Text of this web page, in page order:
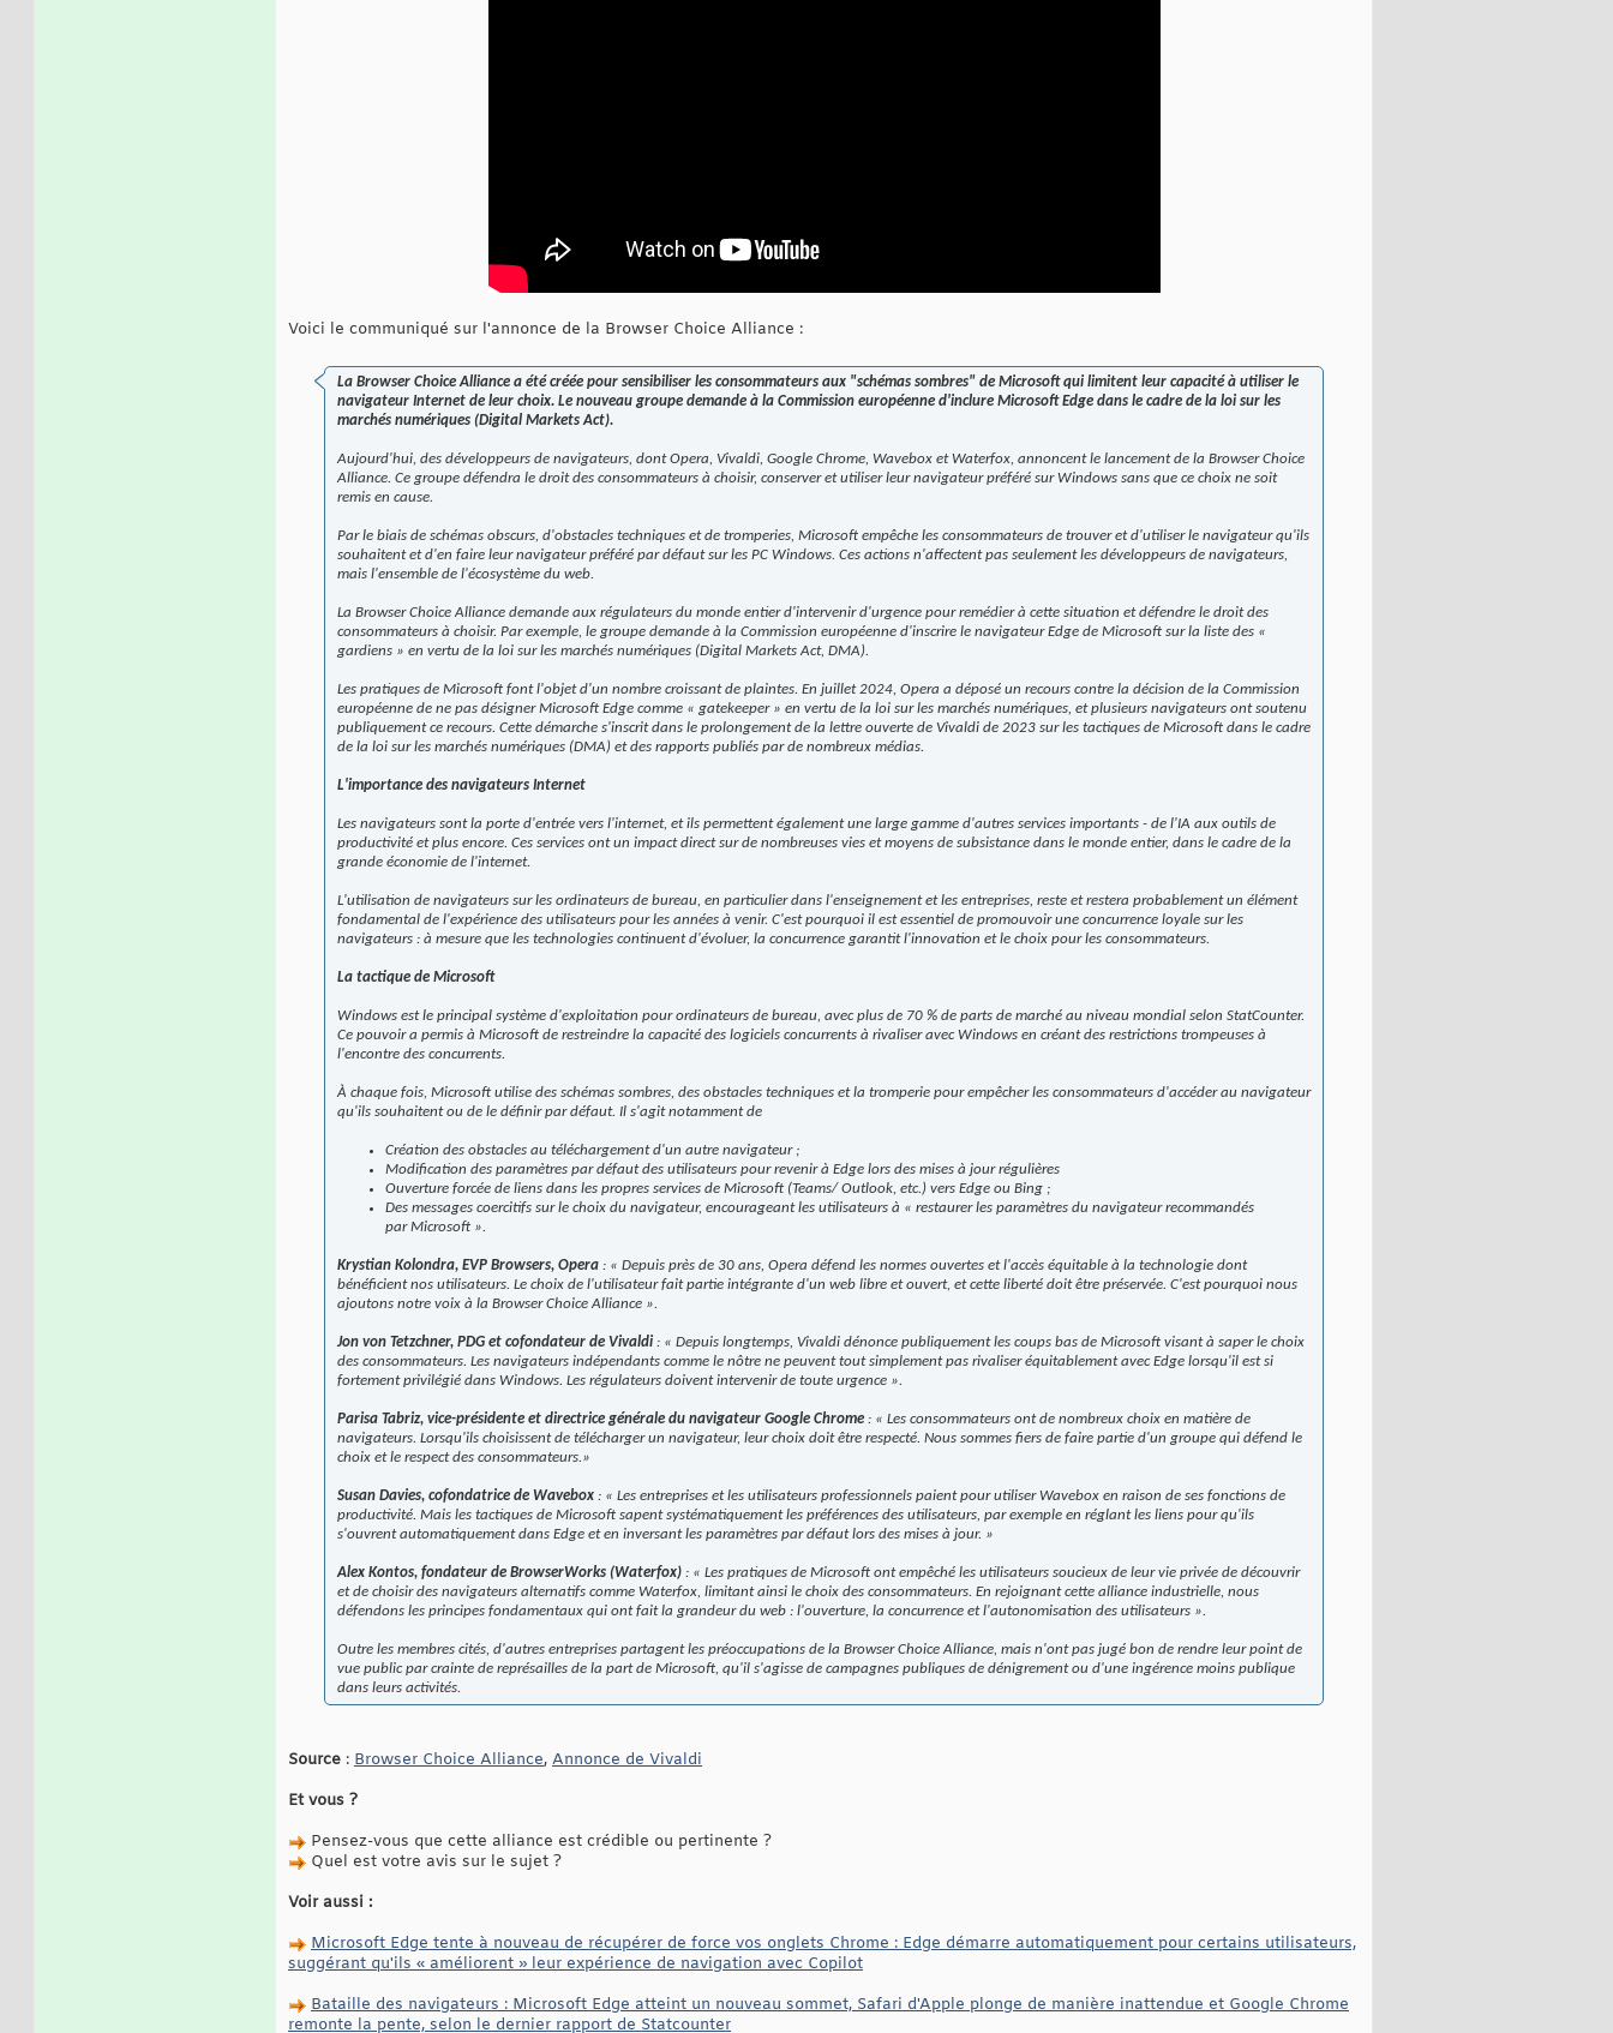
Voici le communiqué sur l'annonce de la Browser Choice Alliance :
La Browser Choice Alliance a été créée pour sensibiliser les consommateurs aux "schémas sombres" de Microsoft qui limitent leur capacité à utiliser le
navigateur Internet de leur choix. Le nouveau groupe demande à la Commission européenne d'inclure Microsoft Edge dans le cadre de la loi sur les
marchés numériques (Digital Markets Act).
Aujourd'hui, des développeurs de navigateurs, dont Opera, Vivaldi, Google Chrome, Wavebox et Waterfox, annoncent le lancement de la Browser Choice
Alliance. Ce groupe défendra le droit des consommateurs à choisir, conserver et utiliser leur navigateur préféré sur Windows sans que ce choix ne soit
remis en cause.
Par le biais de schémas obscurs, d'obstacles techniques et de tromperies, Microsoft empêche les consommateurs de trouver et d'utiliser le navigateur qu'ils
souhaitent et d'en faire leur navigateur préféré par défaut sur les PC Windows. Ces actions n'affectent pas seulement les développeurs de navigateurs,
mais l'ensemble de l'écosystème du web.
La Browser Choice Alliance demande aux régulateurs du monde entier d'intervenir d'urgence pour remédier à cette situation et défendre le droit des
consommateurs à choisir. Par exemple, le groupe demande à la Commission européenne d'inscrire le navigateur Edge de Microsoft sur la liste des «
gardiens » en vertu de la loi sur les marchés numériques (Digital Markets Act, DMA).
Les pratiques de Microsoft font l'objet d'un nombre croissant de plaintes. En juillet 2024, Opera a déposé un recours contre la décision de la Commission
européenne de ne pas désigner Microsoft Edge comme « gatekeeper » en vertu de la loi sur les marchés numériques, et plusieurs navigateurs ont soutenu
publiquement ce recours. Cette démarche s'inscrit dans le prolongement de la lettre ouverte de Vivaldi de 2023 sur les tactiques de Microsoft dans le cadre
de la loi sur les marchés numériques (DMA) et des rapports publiés par de nombreux médias.
L'importance des navigateurs Internet
Les navigateurs sont la porte d'entrée vers l'internet, et ils permettent également une large gamme d'autres services importants - de l'IA aux outils de
productivité et plus encore. Ces services ont un impact direct sur de nombreuses vies et moyens de subsistance dans le monde entier, dans le cadre de la
grande économie de l'internet.
L'utilisation de navigateurs sur les ordinateurs de bureau, en particulier dans l'enseignement et les entreprises, reste et restera probablement un élément
fondamental de l'expérience des utilisateurs pour les années à venir. C'est pourquoi il est essentiel de promouvoir une concurrence loyale sur les
navigateurs : à mesure que les technologies continuent d'évoluer, la concurrence garantit l'innovation et le choix pour les consommateurs.
La tactique de Microsoft
Windows est le principal système d'exploitation pour ordinateurs de bureau, avec plus de 70 % de parts de marché au niveau mondial selon StatCounter.
Ce pouvoir a permis à Microsoft de restreindre la capacité des logiciels concurrents à rivaliser avec Windows en créant des restrictions trompeuses à
l'encontre des concurrents.
À chaque fois, Microsoft utilise des schémas sombres, des obstacles techniques et la tromperie pour empêcher les consommateurs d'accéder au navigateur
qu'ils souhaitent ou de le définir par défaut. Il s'agit notamment de
Création des obstacles au téléchargement d'un autre navigateur ;
Modification des paramètres par défaut des utilisateurs pour revenir à Edge lors des mises à jour régulières
Ouverture forcée de liens dans les propres services de Microsoft (Teams/ Outlook, etc.) vers Edge ou Bing ;
Des messages coercitifs sur le choix du navigateur, encourageant les utilisateurs à « restaurer les paramètres du navigateur recommandés
par Microsoft ».
Krystian Kolondra, EVP Browsers, Opera : « Depuis près de 30 ans, Opera défend les normes ouvertes et l'accès équitable à la technologie dont
bénéficient nos utilisateurs. Le choix de l'utilisateur fait partie intégrante d'un web libre et ouvert, et cette liberté doit être préservée. C'est pourquoi nous
ajoutons notre voix à la Browser Choice Alliance ».
Jon von Tetzchner, PDG et cofondateur de Vivaldi : « Depuis longtemps, Vivaldi dénonce publiquement les coups bas de Microsoft visant à saper le choix
des consommateurs. Les navigateurs indépendants comme le nôtre ne peuvent tout simplement pas rivaliser équitablement avec Edge lorsqu'il est si
fortement privilégié dans Windows. Les régulateurs doivent intervenir de toute urgence ».
Parisa Tabriz, vice-présidente et directrice générale du navigateur Google Chrome : « Les consommateurs ont de nombreux choix en matière de
navigateurs. Lorsqu'ils choisissent de télécharger un navigateur, leur choix doit être respecté. Nous sommes fiers de faire partie d'un groupe qui défend le
choix et le respect des consommateurs.»
Susan Davies, cofondatrice de Wavebox : « Les entreprises et les utilisateurs professionnels paient pour utiliser Wavebox en raison de ses fonctions de
productivité. Mais les tactiques de Microsoft sapent systématiquement les préférences des utilisateurs, par exemple en réglant les liens pour qu'ils
s'ouvrent automatiquement dans Edge et en inversant les paramètres par défaut lors des mises à jour. »
Alex Kontos, fondateur de BrowserWorks (Waterfox) : « Les pratiques de Microsoft ont empêché les utilisateurs soucieux de leur vie privée de découvrir
et de choisir des navigateurs alternatifs comme Waterfox, limitant ainsi le choix des consommateurs. En rejoignant cette alliance industrielle, nous
défendons les principes fondamentaux qui ont fait la grandeur du web : l'ouverture, la concurrence et l'autonomisation des utilisateurs ».
Outre les membres cités, d'autres entreprises partagent les préoccupations de la Browser Choice Alliance, mais n'ont pas jugé bon de rendre leur point de
vue public par crainte de représailles de la part de Microsoft, qu'il s'agisse de campagnes publiques de dénigrement ou d'une ingérence moins publique
dans leurs activités.
Source : Browser Choice Alliance, Annonce de Vivaldi
Et vous ?
Pensez-vous que cette alliance est crédible ou pertinente ?
Quel est votre avis sur le sujet ?
Voir aussi :
Microsoft Edge tente à nouveau de récupérer de force vos onglets Chrome : Edge démarre automatiquement pour certains utilisateurs,
suggérant qu'ils « améliorent » leur expérience de navigation avec Copilot
Bataille des navigateurs : Microsoft Edge atteint un nouveau sommet, Safari d'Apple plonge de manière inattendue et Google Chrome
remonte la pente, selon le dernier rapport de Statcounter